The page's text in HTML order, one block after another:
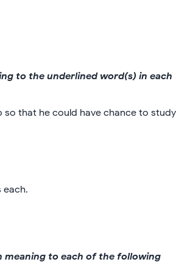
to the underlined word(s) in each
that he could have chance to study
meaning to each of the following